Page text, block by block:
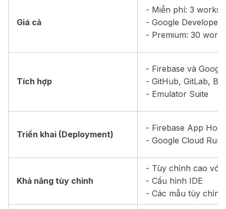
Giá cả
- Miễn phí: 3
- Google Developer
- Premium: 30
Tích hợp
- Firebase và
- GitHub, GitLab,
- Emulator Suite
Triển khai (Deployment)
- Firebase App
- Google Cloud Run
Khả năng tùy chỉnh
- Tùy chỉnh cao với
- Cấu hình IDE
- Các mẫu tùy chỉnh